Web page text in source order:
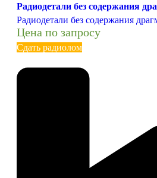
Радиодетали без содержания
Радиодетали без содержания
Цена по запросу
Сдать радиолом